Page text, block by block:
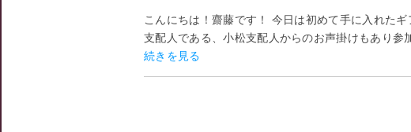
こんにちは！齋藤です！ 今日は初めて手に入れた
支配人である、小松支配人からのお声掛けもあり参
続きを見る